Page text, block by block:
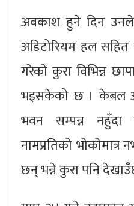
अवकाश हुने दिन उनले
अडिटोरियम हल
गरेको कुरा विभिन्न
भइसकेको छ । केबल
भवन सम्पन्न
नामप्रतिको भोकोमात्र
छन् भन्ने कुरा पनि